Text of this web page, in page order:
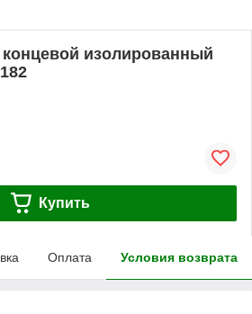
изолированный
Купить
Оплата Условия возврата